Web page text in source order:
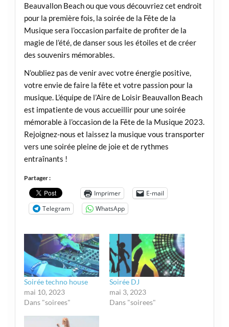
Beauvallon Beach ou que vous découvriez cet endroit
pour la première fois, la soirée de la Fête de la
Musique sera l’occasion parfaite de profiter de la
magie de l’été, de danser sous les étoiles et de créer
des souvenirs mémorables.
N’oubliez pas de venir avec votre énergie positive,
votre envie de faire la fête et votre passion pour la
musique. L’équipe de l’Aire de Loisir Beauvallon Beach
est impatiente de vous accueillir pour une soirée
mémorable à l’occasion de la Fête de la Musique 2023.
Rejoignez-nous et laissez la musique vous transporter
vers une soirée pleine de joie et de rythmes
entraînants !
Partager :
Imprimer
E-mail
Telegram
WhatsApp
Soirée techno house
mai 10, 2023
Dans "soirees"
Soirée DJ
mai 3, 2023
Dans "soirees"